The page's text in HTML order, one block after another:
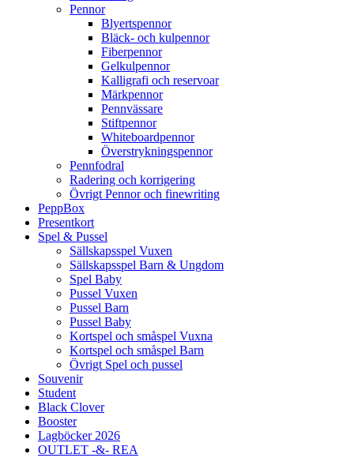
Pennor
Blyertspennor
Bläck- och kulpennor
Fiberpennor
Gelkulpennor
Kalligrafi och reservoar
Märkpennor
Pennvässare
Stiftpennor
Whiteboardpennor
Överstrykningspennor
Pennfodral
Radering och korrigering
Övrigt Pennor och finewriting
PeppBox
Presentkort
Spel & Pussel
Sällskapsspel Vuxen
Sällskapsspel Barn & Ungdom
Spel Baby
Pussel Vuxen
Pussel Barn
Pussel Baby
Kortspel och småspel Vuxna
Kortspel och småspel Barn
Övrigt Spel och pussel
Souvenir
Student
Black Clover
Booster
Lagböcker 2026
OUTLET -&- REA